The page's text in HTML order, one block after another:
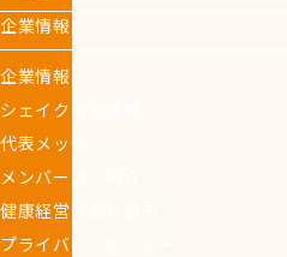
企業情報
企業情報
シェイクの価値観
代表メッセージ
メンバーのご紹介
健康経営の取り組み
プライバシーポリシー